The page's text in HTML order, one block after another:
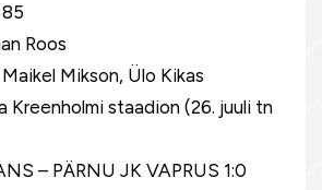
Roos
Mikson, Ülo Kikas
Kreenholmi staadion (26. juuli tn
– PÄRNU JK VAPRUS 1:0